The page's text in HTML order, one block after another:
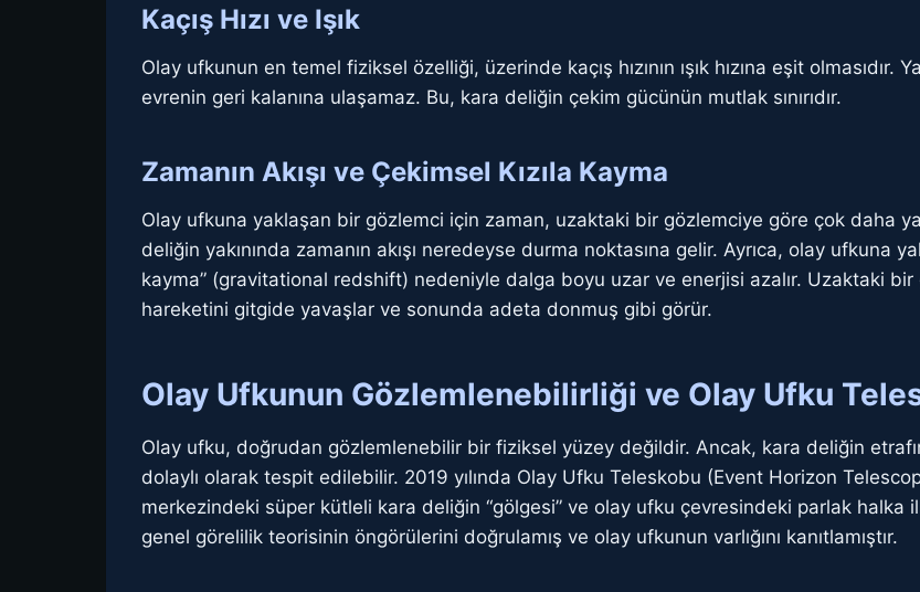
Kaçış Hızı ve Işık
Olay ufkunun en temel fiziksel özelliği, üzerinde kaçış hızının ışık hızına eşit
evrenin geri kalanına ulaşamaz. Bu, kara deliğin çekim gücünün mutlak sınırıdır.
Zamanın Akışı ve Çekimsel Kızıla Kayma
Olay ufkuna yaklaşan bir gözlemci için zaman, uzaktaki bir gözlemciye göre çok daha
deliğin yakınında zamanın akışı neredeyse durma noktasına gelir. Ayrıca, olay ufkuna
kayma” (gravitational redshift) nedeniyle dalga boyu uzar ve enerjisi azalır. Uzaktaki
hareketini gitgide yavaşlar ve sonunda adeta donmuş gibi görür.
Olay Ufkunun Gözlemlenebilirliği ve Olay Ufku
Olay ufku, doğrudan gözlemlenebilir bir fiziksel yüzey değildir. Ancak, kara deliğin
dolaylı olarak tespit edilebilir. 2019 yılında Olay Ufku Teleskobu (Event Horizon
merkezindeki süper kütleli kara deliğin “gölgesi” ve olay ufku çevresindeki parlak halka
genel görelilik teorisinin öngörülerini doğrulamış ve olay ufkunun varlığını kanıtlamıştır.